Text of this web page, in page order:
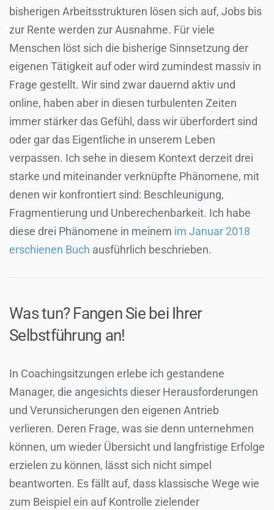
bisherigen Arbeitsstrukturen lösen sich auf, Jobs bis
zur Rente werden zur Ausnahme. Für viele
Menschen löst sich die bisherige Sinnsetzung der
eigenen Tätigkeit auf oder wird zumindest massiv in
Frage gestellt. Wir sind zwar dauernd aktiv und
online, haben aber in diesen turbulenten Zeiten
immer stärker das Gefühl, dass wir überfordert sind
oder gar das Eigentliche in unserem Leben
verpassen. Ich sehe in diesem Kontext derzeit drei
starke und miteinander verknüpfte Phänomene, mit
denen wir konfrontiert sind: Beschleunigung,
Fragmentierung und Unberechenbarkeit. Ich habe
diese drei Phänomene in meinem im Januar 2018
erschienen Buch ausführlich beschrieben.
Was tun? Fangen Sie bei Ihrer
Selbstführung an!
In Coachingsitzungen erlebe ich gestandene
Manager, die angesichts dieser Herausforderungen
und Verunsicherungen den eigenen Antrieb
verlieren. Deren Frage, was sie denn unternehmen
können, um wieder Übersicht und langfristige Erfolge
erzielen zu können, lässt sich nicht simpel
beantworten. Es fällt auf, dass klassische Wege wie
zum Beispiel ein auf Kontrolle zielender